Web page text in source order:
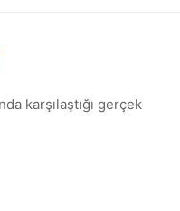
karşılaştığı gerçek